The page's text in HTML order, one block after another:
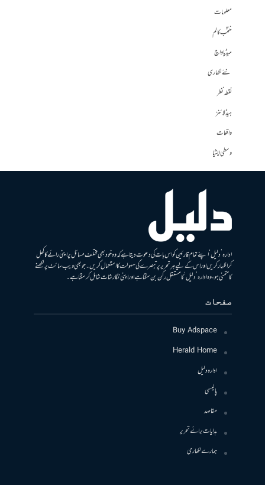
معلومات
منتخب کالم
میڈیا واچ
نئے لکھاری
نقطہ نظر
ہیڈلائنز
واقعات
وسطی ایشیا
ادارہ ’دلیل‘ اپنے تمام قارئین کو اس بات کی دعوت دیتا ہے کہ وہ خود بھی مختلف مسائل پر اپنی رائے کا کھل
کر اظہار کریں اور اس کے لیے ہر تحریر پر تبصرے کی سہولت کا استعمال کریں۔ جو بھی ویب سائٹ پر لکھنے
کا متمنی ہو، وہ ادارہ ’دلیل‘ کا مستقل رکن بن سکتا ہے اور اپنی نگارشات شامل کرسکتا ہے۔
صفحات
Buy Adspace
Herald Home
ادارہ دلیل
پالیسی
مقاصد
ہدایات برائے تحریر
ہمارے لکھاری